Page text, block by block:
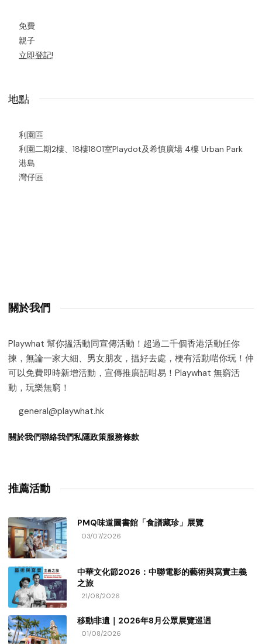
免費
親子
立即登記!
地點
利園區
利園二期2樓、18樓1801室Playdot及希慎廣場 4樓 Urban Park
港島
灣仔區
關於我們
Playwhat 幫你搵活動同宣傳活動！超過二千個香港活動任你
揀，無論一家大細、男女朋友，揾好去處，梗有活動啱你玩！仲
可以免費即時新增活動，宣傳推廣話咁易！Playwhat 無窮活
動，玩樂無窮！
general@playwhat.hk
關於我們聯絡我們私隱政策服務條款
推薦活動
PMQ味道圖書館「食譜藏珍」展覽
03/07/2026
中華文化節2026：中聯電影的藝術與寫實主義
之旅
21/08/2026
移動非遺｜2026年8月公眾展覽巡迴
01/08/2026